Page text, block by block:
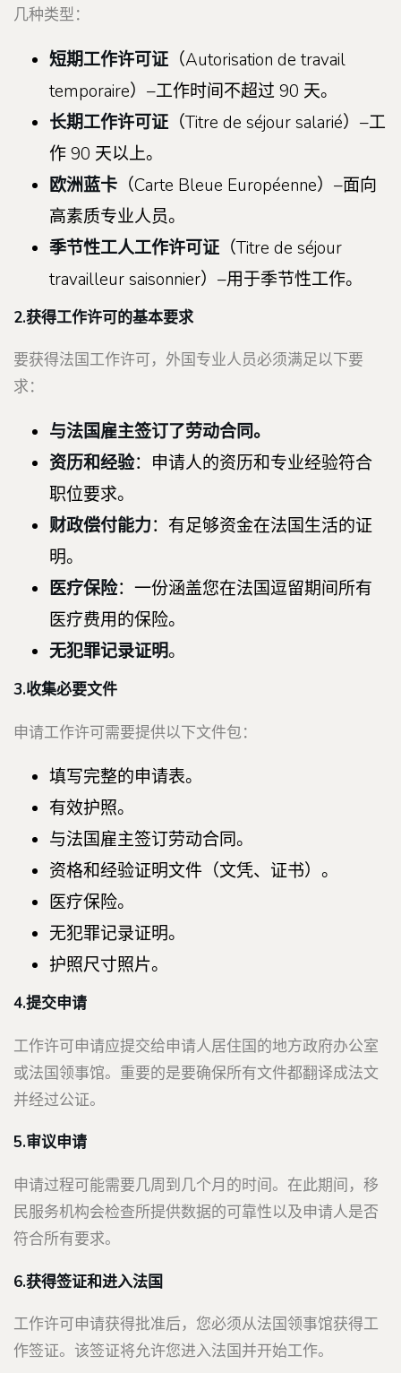
几种类型：
短期工作许可证 （Autorisation de travail
temporaire）–工作时间不超过 90 天。
长期工作许可证 （Titre de séjour salarié）–工
作 90 天以上。
欧洲蓝卡 （Carte Bleue Européenne）–面向
高素质专业人员。
季节性工人工作许可证 （Titre de séjour
travailleur saisonnier）–用于季节性工作。
2.获得工作许可的基本要求
要获得法国工作许可，外国专业人员必须满足以下要
求：
与法国雇主签订了劳动合同。
资历和经验：申请人的资历和专业经验符合
职位要求。
财政偿付能力：有足够资金在法国生活的证
明。
医疗保险：一份涵盖您在法国逗留期间所有
医疗费用的保险。
无犯罪记录证明。
3.收集必要文件
申请工作许可需要提供以下文件包：
填写完整的申请表。
有效护照。
与法国雇主签订劳动合同。
资格和经验证明文件（文凭、证书）。
医疗保险。
无犯罪记录证明。
护照尺寸照片。
4.提交申请
工作许可申请应提交给申请人居住国的地方政府办公室
或法国领事馆。重要的是要确保所有文件都翻译成法文
并经过公证。
5.审议申请
申请过程可能需要几周到几个月的时间。在此期间，移
民服务机构会检查所提供数据的可靠性以及申请人是否
符合所有要求。
6.获得签证和进入法国
工作许可申请获得批准后，您必须从法国领事馆获得工
作签证。该签证将允许您进入法国并开始工作。